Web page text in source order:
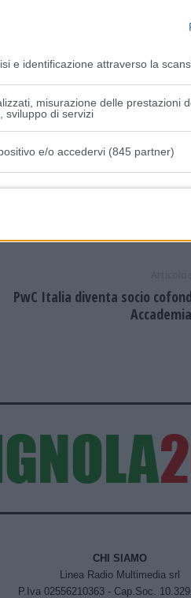
e identificazione attraverso la
misurazione delle prestazioni
sviluppo di servizi
e/o accedervi (845 partner)
e, con tutti i suoi successi e le
è una delle dimostrazioni che
la possiamo fare”. “Il canottaggio
sviluppo – ha sottolineato il
Coop che ci ha accompagnato
Oggi nel mondo dello sport si
di questi, l’accoppiata marchio-
PwC Italia diventa socio
CHI SIAMO
Linea Radio Multimedia srl
P.Iva 02556210363 - Cap.Soc.